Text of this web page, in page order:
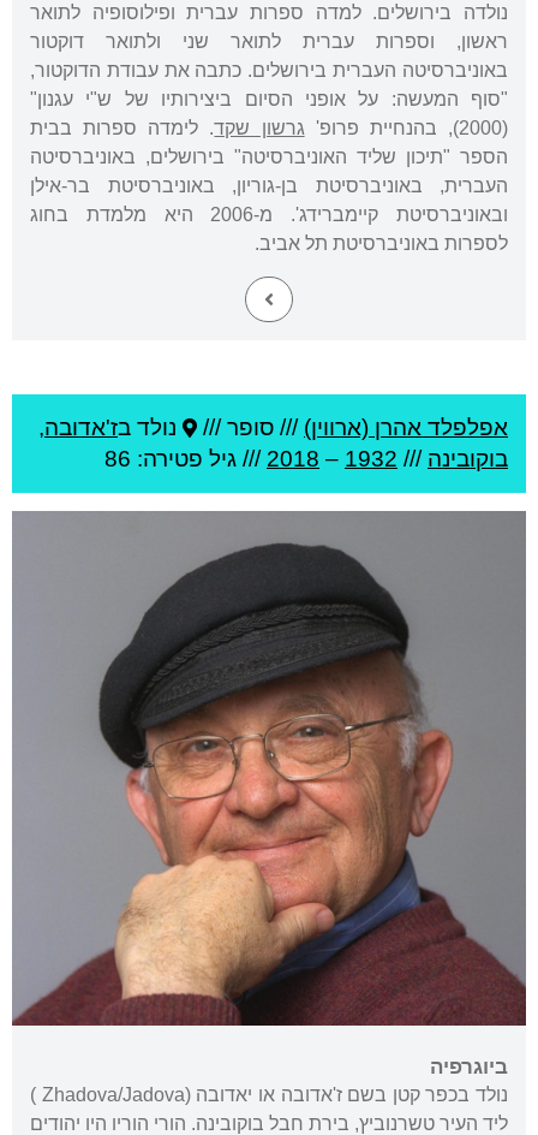
נולדה בירושלים. למדה ספרות עברית ופילוסופיה לתואר
ראשון, וספרות עברית לתואר שני ולתואר דוקטור
באוניברסיטה העברית בירושלים. כתבה את עבודת הדוקטור,
"סוף המעשה: על אופני הסיום ביצירותיו של ש"י עגנון"
(2000), בהנחיית פרופ'
גרשון שקד. לימדה ספרות בבית
הספר "תיכון שליד האוניברסיטה" בירושלים, באוניברסיטה
העברית, באוניברסיטת בן-גוריון, באוניברסיטת בר-אילן
ובאוניברסיטת קיימברידג'. מ-2006 היא מלמדת בחוג
לספרות באוניברסיטת תל אביב.
אפלפלד אהרן (ארווין) /// סופר /// נולד בז'אדובה,
בוקובינה ///
1932
–
2018 /// גיל פטירה: 86
ביוגרפיה
נולד בכפר קטן בשם ז'אדובה או יאדובה (Zhadova/Jadova )
ליד העיר טשרנוביץ, בירת חבל בוקובינה. הורי הוריו היו יהודים